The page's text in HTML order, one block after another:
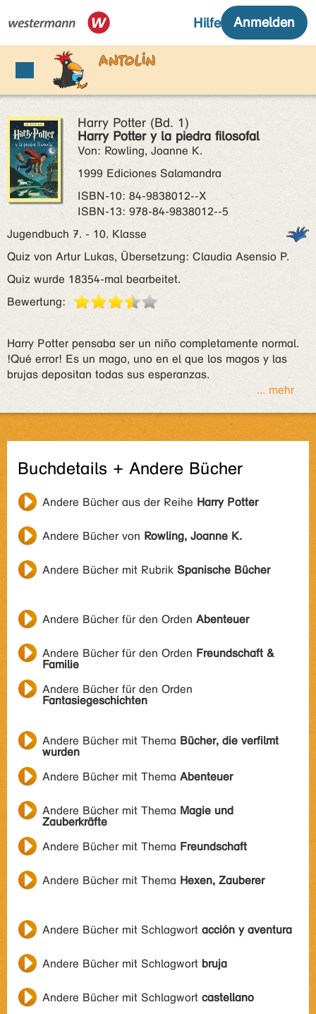
Harry Potter (Bd. 1)
Harry Potter y la piedra filosofal
Von: Rowling, Joanne K.
1999 Ediciones Salamandra
ISBN‑10: 84-9838012--X
ISBN‑13: 978-84-9838012--5
Jugendbuch 7. - 10. Klasse
Quiz von Artur Lukas, Übersetzung: Claudia Asensio P.
Quiz wurde 18354-mal bearbeitet.
Bewertung:
Harry Potter pensaba ser un niño completamente normal.
!Qué error! Es un mago, uno en el que los magos y las
brujas depositan todas sus esperanzas.
... mehr
Buchdetails + Andere Bücher
Andere Bücher aus der Reihe Harry Potter
Andere Bücher von Rowling, Joanne K.
Andere Bücher mit Rubrik Spanische Bücher
Andere Bücher für den Orden Abenteuer
Andere Bücher für den Orden Freundschaft &
Familie
Andere Bücher für den Orden
Fantasiegeschichten
Andere Bücher mit Thema Bücher, die verfilmt
wurden
Andere Bücher mit Thema Abenteuer
Andere Bücher mit Thema Magie und
Zauberkräfte
Andere Bücher mit Thema Freundschaft
Andere Bücher mit Thema Hexen, Zauberer
Andere Bücher mit Schlagwort acción y aventura
Andere Bücher mit Schlagwort bruja
Andere Bücher mit Schlagwort castellano